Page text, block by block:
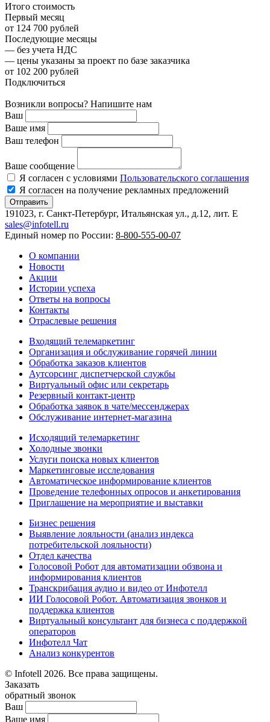
Итого стоимость
Первый месяц
от 124 700 рублей
Последующие месяцы
— без учета НДС
— цены указаны за проект по базе заказчика
от 102 200 рублей
Подключиться
Возникли вопросы? Напишите нам
Ваш
Ваше имя
Ваш телефон
Ваше сообщение
Я согласен с условиями Пользовательского соглашения
Я согласен на получение рекламных предложений
Отправить
191023, г. Санкт-Петербург, Итальянская ул., д.12, лит. E
sales@infotell.ru
Единый номер по России: 8-800-555-00-07
О компании
Новости
Акции
Истории успеха
Ответы на вопросы
Контакты
Отраслевые решения
Входящий телемаркетинг
Организация и обслуживание горячей линии
Обработка заказов клиентов
Аутсорсинг диспетчерской службы
Виртуальный офис или секретарь
Резервный контакт-центр
Обработка заявок в чате/мессенджерах
Обслуживание интернет-магазина
Исходящий телемаркетинг
Холодные звонки
Услуги поиска новых клиентов
Маркетинговые исследования
Автоматическое информирование клиентов
Проведение телефонных опросов и анкетирования
Приглашение на мероприятие и выставки
Бизнес решения
Выявление лояльности (анализ индекса
потребительской лояльности)
Отдел качества
Голосовой Робот для автоматизации обзвона и
информирования клиентов
Транскрибация аудио и видео от Инфотелл
ИИ Голосовой Робот. Автоматизация звонков и
поддержка клиентов
Виртуальный консультант для бизнеса с поддержкой
операторов
Инфотелл Чат
Анализ конкурентов
© Infotell 2026. Все права защищены.
Заказать
обратный звонок
Ваш
Ваше имя